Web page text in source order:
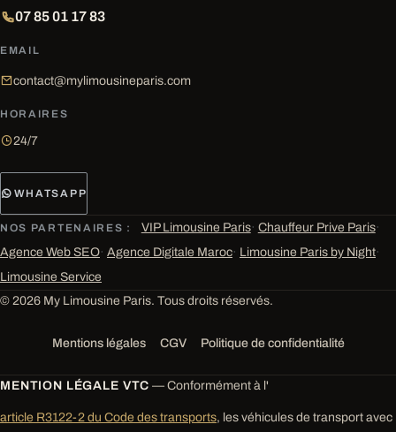
07 85 01 17 83
EMAIL
contact@mylimousineparis.com
HORAIRES
24/7
WHATSAPP
NOS PARTENAIRES : VIP Limousine Paris· Chauffeur Prive Paris·
Agence Web SEO· Agence Digitale Maroc· Limousine Paris by Night·
Limousine Service
© 2026 My Limousine Paris. Tous droits réservés.
Mentions légales CGV Politique de confidentialité
MENTION LÉGALE VTC — Conformément à l'
article R3122-2 du Code des transports, les véhicules de transport avec